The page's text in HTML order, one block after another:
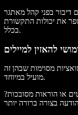
דיבור בפני קהל מאתגר
את יכולות התקשורת
בכלל.
להאזין למיילים
מסוימות שבהן זה
מועיל במיוחד.
או הוראות מסובכות?